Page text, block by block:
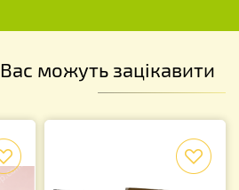
Вас можуть зацікавити